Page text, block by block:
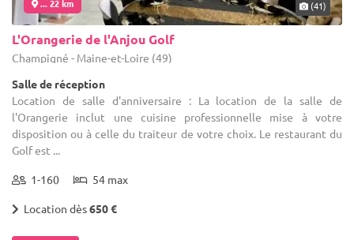
... 22 km (41)
L'Orangerie de l'Anjou Golf
Champigné - Maine-et-Loire (49)
Salle de réception
Location de salle d'anniversaire : La location de la salle de
l'Orangerie inclut une cuisine professionnelle mise à votre
disposition ou à celle du traiteur de votre choix. Le restaurant du
Golf est ...
1-160 54 max
Location dès650 €